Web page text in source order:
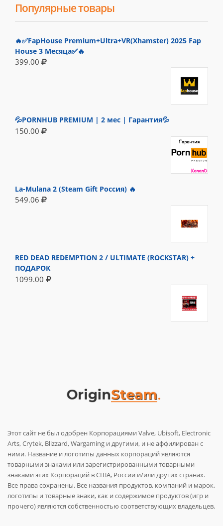
Популярные товары
🔥✅FapHouse Premium+Ultra+VR(Xhamster) 2025 Fap
House 3 Месяца✅🔥
399.00
💦PORNHUB PREMIUM | 2 мес | Гарантия💦
150.00
La-Mulana 2 (Steam Gift Россия) 🔥
549.06
RED DEAD REDEMPTION 2 / ULTIMATE (ROCKSTAR) +
ПОДАРОК
1099.00
Этот сайт не был одобрен Корпорациями Valve, Ubisoft, Electronic
Arts, Crytek, Blizzard, Wargaming и другими, и не аффилирован с
ними. Название и логотипы данных корпораций являются
товарными знаками или зарегистрированными товарными
знаками этих Корпораций в США, России и/или других странах.
Все права сохранены. Все названия продуктов, компаний и марок,
логотипы и товарные знаки, как и содержимое продуктов (игр и
прочего) являются собственностью соответствующих владельцев.